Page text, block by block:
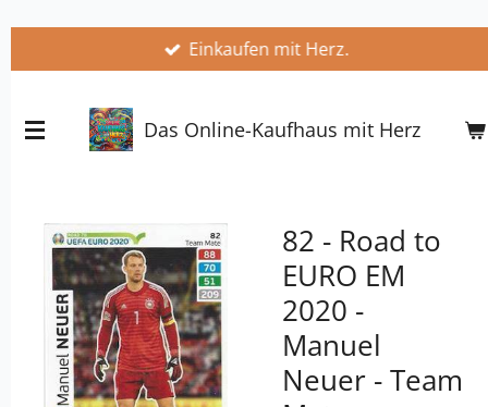
springen
Einkaufen mit Herz.
Das Online-Kaufhaus mit Herz
82 - Road to
EURO EM
2020 -
Manuel
Neuer - Team